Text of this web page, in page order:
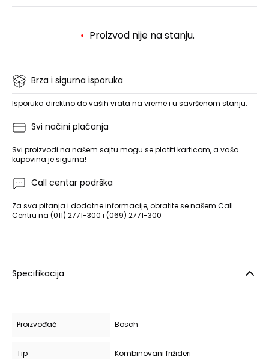
Proizvod nije na stanju.
Brza i sigurna isporuka
Isporuka direktno do vaših vrata na vreme i u savršenom stanju.
Svi načini plaćanja
Svi proizvodi na našem sajtu mogu se platiti karticom, a vaša
kupovina je sigurna!
Call centar podrška
Za sva pitanja i dodatne informacije, obratite se našem Call
Centru na (011) 2771-300 i (069) 2771-300
Specifikacija
Proizvođač Bosch
Tip Kombinovani frižideri